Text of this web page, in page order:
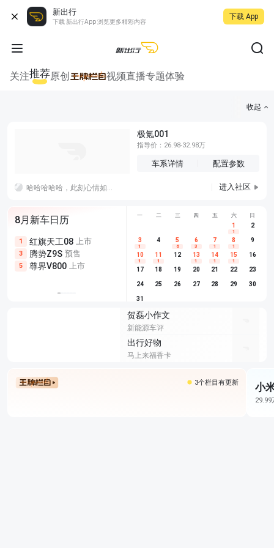
新出行
下载 新出行App 浏览更多精彩内容
下载 App
关注推荐原创 视频直播专题体验
收起
极氪001
指导价：26.98-32.98万
车系详情 配置参数
哈哈哈哈哈，此刻心情如图，赶紧跑路回家收拾行李，明早出发 一颗
进入社区
8月新车日历
1 红旗天工08 上市
3 腾势Z9S 预售
5 尊界V800 上市
尊界V680 上市
享界G9 预售
别克至境L7 预售
埃安
长城H10
深蓝S05
一 二 三 四 五 六 日
1
1
2
3
1
4 5
6
6
3
7
1
8
1
9
10
1
11
1
12 13
1
14
1
15
1
16
17 18 19 20 21 22 23
24 25 26 27 28 29 30
31
贺磊小作文
新能源车评
出行好物
马上来福香卡
3个栏目有更新 小
29.99